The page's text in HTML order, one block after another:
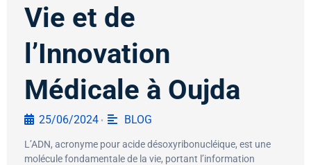
Vie et de
l’Innovation
Médicale à Oujda
25/06/2024 • BLOG
L’ADN, acronyme pour acide désoxyribonucléique, est une
molécule fondamentale de la vie, portant l’information